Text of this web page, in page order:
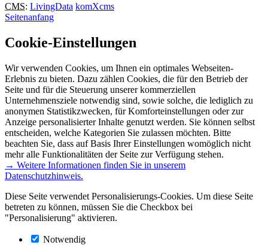
CMS: LivingData komXcms
Seitenanfang
Cookie-Einstellungen
Wir verwenden Cookies, um Ihnen ein optimales Webseiten-
Erlebnis zu bieten. Dazu zählen Cookies, die für den Betrieb der
Seite und für die Steuerung unserer kommerziellen
Unternehmensziele notwendig sind, sowie solche, die lediglich zu
anonymen Statistikzwecken, für Komforteinstellungen oder zur
Anzeige personalisierter Inhalte genutzt werden. Sie können selbst
entscheiden, welche Kategorien Sie zulassen möchten. Bitte
beachten Sie, dass auf Basis Ihrer Einstellungen womöglich nicht
mehr alle Funktionalitäten der Seite zur Verfügung stehen.
→ Weitere Informationen finden Sie in unserem
Datenschutzhinweis.
Diese Seite verwendet Personalisierungs-Cookies. Um diese Seite
betreten zu können, müssen Sie die Checkbox bei
"Personalisierung" aktivieren.
Notwendig